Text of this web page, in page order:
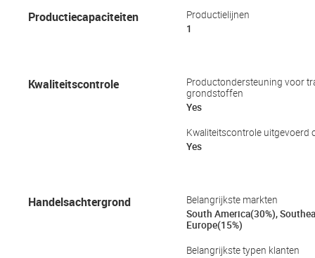
Productiecapaciteiten
Productielijnen
1
Kwaliteitscontrole
Productondersteuning voor
grondstoffen
Yes
Kwaliteitscontrole uitgevoerd
Yes
Handelsachtergrond
Belangrijkste markten
South America(30%),
Europe(15%)
Belangrijkste typen klanten